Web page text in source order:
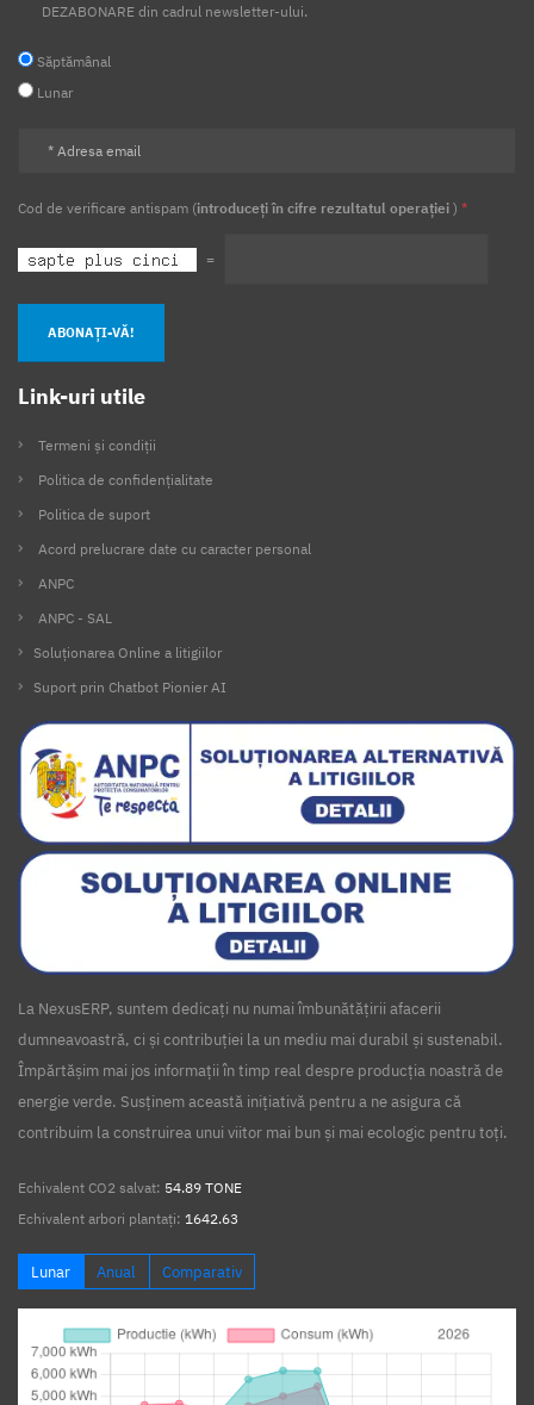
DEZABONARE din cadrul newsletter-ului.
Săptămânal
Lunar
Cod de verificare antispam (introduceți în cifre rezultatul operației ) *
=
ABONAȚI-VĂ!
Link-uri utile
Termeni și condiții
Politica de confidențialitate
Politica de suport
Acord prelucrare date cu caracter personal
ANPC
ANPC - SAL
Soluționarea Online a litigiilor
Suport prin Chatbot Pionier AI
La NexusERP, suntem dedicați nu numai îmbunătățirii afacerii
dumneavoastră, ci și contribuției la un mediu mai durabil și sustenabil.
Împărtășim mai jos informații în timp real despre producția noastră de
energie verde. Susținem această inițiativă pentru a ne asigura că
contribuim la construirea unui viitor mai bun și mai ecologic pentru toți.
Echivalent CO2 salvat: 54.89 TONE
Echivalent arbori plantați: 1642.63
Lunar Anual Comparativ